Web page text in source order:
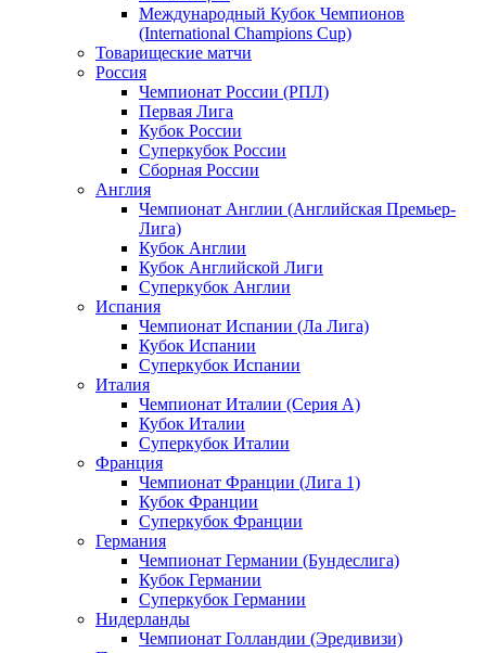
Международный Кубок Чемпионов
(International Champions Cup)
Товарищеские матчи
Россия
Чемпионат России (РПЛ)
Первая Лига
Кубок России
Суперкубок России
Сборная России
Англия
Чемпионат Англии (Английская Премьер-
Лига)
Кубок Англии
Кубок Английской Лиги
Суперкубок Англии
Испания
Чемпионат Испании (Ла Лига)
Кубок Испании
Суперкубок Испании
Италия
Чемпионат Италии (Серия А)
Кубок Италии
Суперкубок Италии
Франция
Чемпионат Франции (Лига 1)
Кубок Франции
Суперкубок Франции
Германия
Чемпионат Германии (Бундеслига)
Кубок Германии
Суперкубок Германии
Нидерланды
Чемпионат Голландии (Эредивизи)